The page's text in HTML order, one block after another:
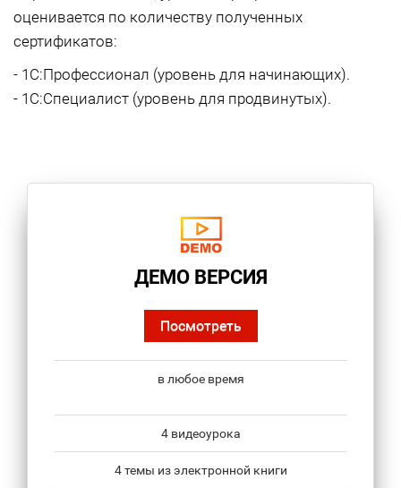
оценивается по количеству полученных
сертификатов:
- 1С:Профессионал (уровень для начинающих).
- 1С:Специалист (уровень для продвинутых).
ДЕМО ВЕРСИЯ
Посмотреть
в любое время
4 видеоурока
4 темы из электронной книги